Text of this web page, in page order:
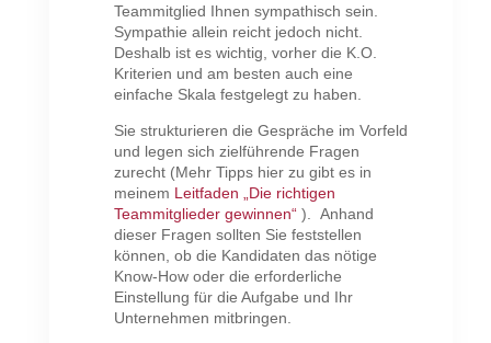
Teammitglied Ihnen sympathisch sein.
Sympathie allein reicht jedoch nicht.
Deshalb ist es wichtig, vorher die K.O.
Kriterien und am besten auch eine
einfache Skala festgelegt zu haben.
Sie strukturieren die Gespräche im Vorfeld
und legen sich zielführende Fragen
zurecht (Mehr Tipps hier zu gibt es in
meinem Leitfaden „Die richtigen
Teammitglieder gewinnen“). Anhand
dieser Fragen sollten Sie feststellen
können, ob die Kandidaten das nötige
Know-How oder die erforderliche
Einstellung für die Aufgabe und Ihr
Unternehmen mitbringen.